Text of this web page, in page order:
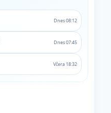
Dnes 08:12
Dnes 07:45
Včera 18:32